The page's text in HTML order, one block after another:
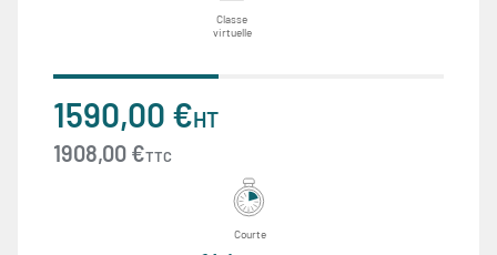
Classe
virtuelle
1590,00 €HT
1908,00 €TTC
Courte